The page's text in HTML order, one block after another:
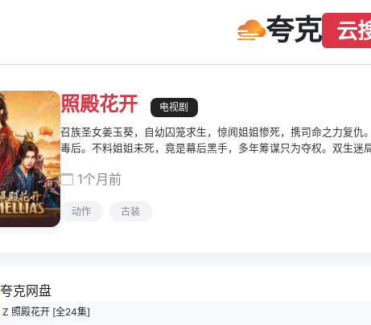
夸克 云
照殿花开 电视剧
召族圣女姜玉葵，自幼囚笼求生，惊闻姐姐惨死，携司命之力复
毒后。不料姐姐未死，竟是幕后黑手，多年筹谋只为夺权。双生
1个月前
动作 古装
夸克网盘
Z 照殿花开 [全24集]